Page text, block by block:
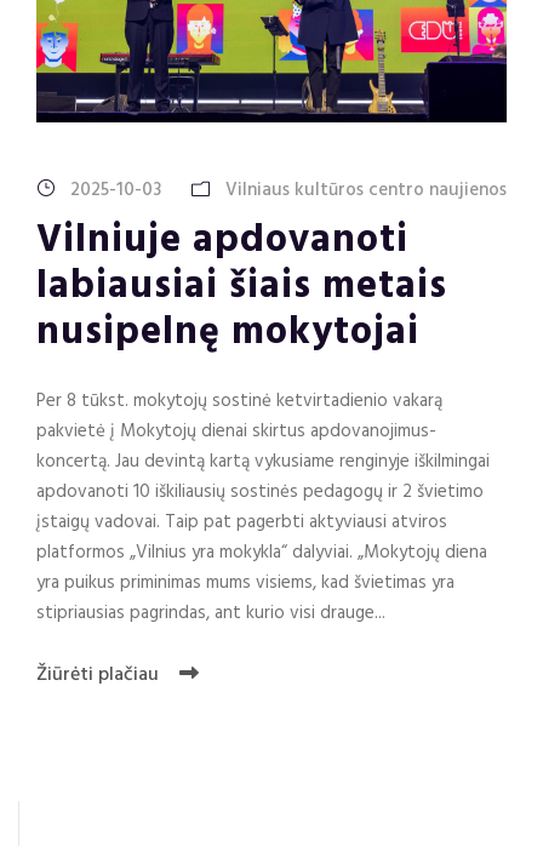
2025-10-03 Vilniaus kultūros centro naujienos
Vilniuje apdovanoti
labiausiai šiais metais
nusipelnę mokytojai
Per 8 tūkst. mokytojų sostinė ketvirtadienio vakarą
pakvietė į Mokytojų dienai skirtus apdovanojimus-
koncertą. Jau devintą kartą vykusiame renginyje iškilmingai
apdovanoti 10 iškiliausių sostinės pedagogų ir 2 švietimo
įstaigų vadovai. Taip pat pagerbti aktyviausi atviros
platformos „Vilnius yra mokykla“ dalyviai. „Mokytojų diena
yra puikus priminimas mums visiems, kad švietimas yra
stipriausias pagrindas, ant kurio visi drauge...
Žiūrėti plačiau